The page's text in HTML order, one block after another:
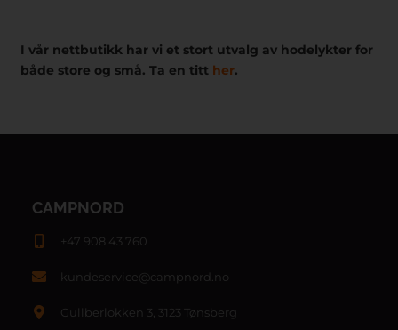
I vår nettbutikk har vi et stort utvalg av hodelykter for
både store og små. Ta en titt her.
CAMPNORD
+47 908 43 760
kundeservice@campnord.no
Gullberlokken 3, 3123 Tønsberg